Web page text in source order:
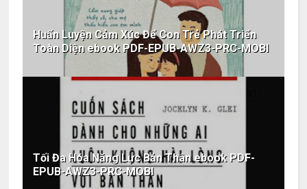
Huấn Luyện Cảm Xúc Để Con Trẻ Phát Triển
Toàn Diện ebook PDF-EPUB-AWZ3-PRC-MOBI
Tối Đa Hóa Năng Lực Bản Thân ebook PDF-
EPUB-AWZ3-PRC-MOBI